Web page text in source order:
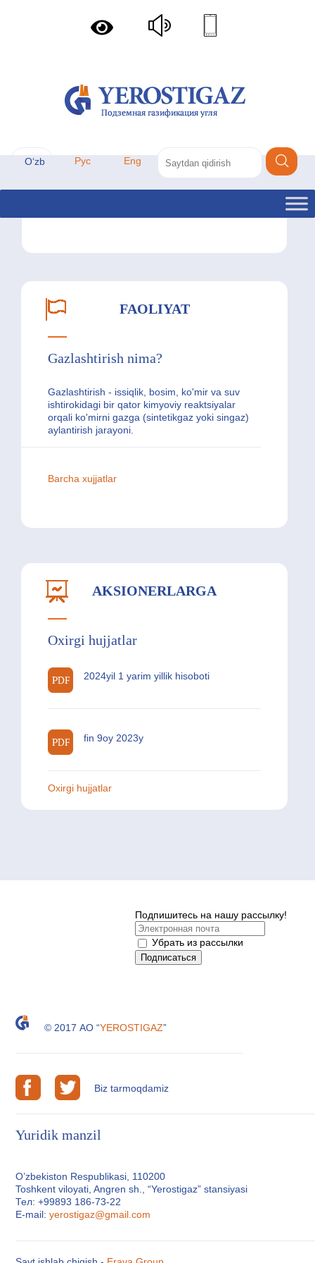
Oʻzb Рус Eng
FAOLIYAT
Gazlashtirish nima?
Gazlashtirish - issiqlik, bosim, ko'mir va suv
ishtirokidagi bir qator kimyoviy reaktsiyalar
orqali ko'mirni gazga (sintetikgaz yoki singaz)
aylantirish jarayoni.
Barcha xujjatlar
AKSIONERLARGA
Oxirgi hujjatlar
2024yil 1 yarim yillik hisoboti
fin 9oy 2023y
Oxirgi hujjatlar
Подпишитесь на нашу рассылку!
Убрать из рассылки
© 2017 АО “YEROSTIGAZ”
Biz tarmoqdamiz
Yuridik manzil
O’zbekiston Respublikasi, 110200
Toshkent viloyati, Angren sh., “Yerostigaz” stansiyasi
Тел: +99893 186-73-22
E-mail:yerostigaz@gmail.com